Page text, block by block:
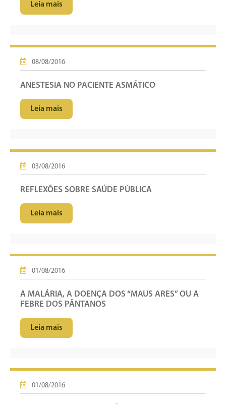
Leia mais
08/08/2016
ANESTESIA NO PACIENTE ASMÁTICO
Leia mais
03/08/2016
REFLEXÕES SOBRE SAÚDE PÚBLICA
Leia mais
01/08/2016
A MALÁRIA, A DOENÇA DOS “MAUS ARES” OU A
FEBRE DOS PÂNTANOS
Leia mais
01/08/2016